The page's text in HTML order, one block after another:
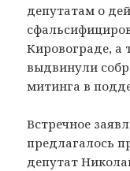
депутатам о
Кировограде, а
выдвинули
митинга в
Встречное
предлагалось
депутат